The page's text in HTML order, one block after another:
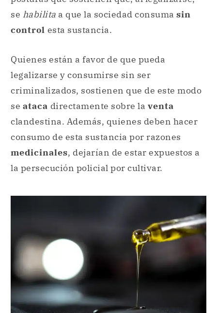
se habilita a que la sociedad consuma sin
control esta sustancia.
Quienes están a favor de que pueda
legalizarse y consumirse sin ser
criminalizados, sostienen que de este modo
se ataca directamente sobre la venta
clandestina. Además, quienes deben hacer
consumo de esta sustancia por razones
medicinales, dejarían de estar expuestos a
la persecución policial por cultivar.